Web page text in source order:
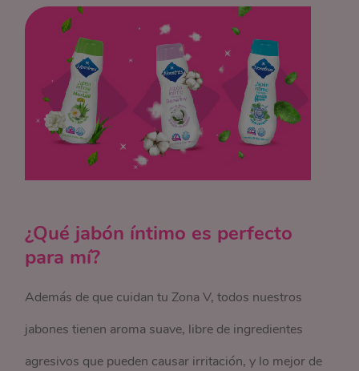
¿Qué jabón íntimo es perfecto
para mí?
Además de que cuidan tu Zona V, todos nuestros
jabones tienen aroma suave, libre de ingredientes
agresivos que pueden causar irritación, y lo mejor de